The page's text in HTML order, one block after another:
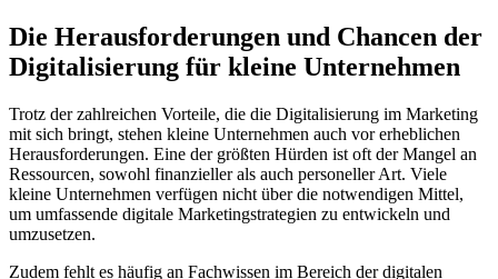
Die Herausforderungen und Chancen der
Digitalisierung für kleine Unternehmen
Trotz der zahlreichen Vorteile, die die Digitalisierung im Marketing
mit sich bringt, stehen kleine Unternehmen auch vor erheblichen
Herausforderungen. Eine der größten Hürden ist oft der Mangel an
Ressourcen, sowohl finanzieller als auch personeller Art. Viele
kleine Unternehmen verfügen nicht über die notwendigen Mittel,
um umfassende digitale Marketingstrategien zu entwickeln und
umzusetzen.
Zudem fehlt es häufig an Fachwissen im Bereich der digitalen